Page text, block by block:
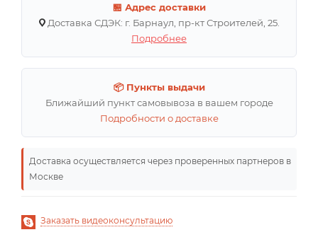
🏪 Адрес доставки
Доставка СДЭК: г. Барнаул, пр-кт Строителей, 25.
Подробнее
📦 Пункты выдачи
Ближайший пункт самовывоза в вашем городе
Подробности о доставке
Доставка осуществляется через проверенных партнеров в
Москве
Заказать видеоконсультацию